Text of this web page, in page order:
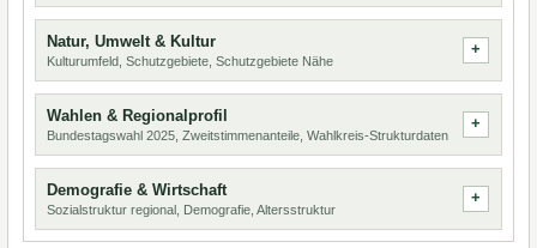
Natur, Umwelt & Kultur
Kulturumfeld, Schutzgebiete, Schutzgebiete Nähe
Wahlen & Regionalprofil
Bundestagswahl 2025, Zweitstimmenanteile, Wahlkreis-Strukturdaten
Demografie & Wirtschaft
Sozialstruktur regional, Demografie, Altersstruktur